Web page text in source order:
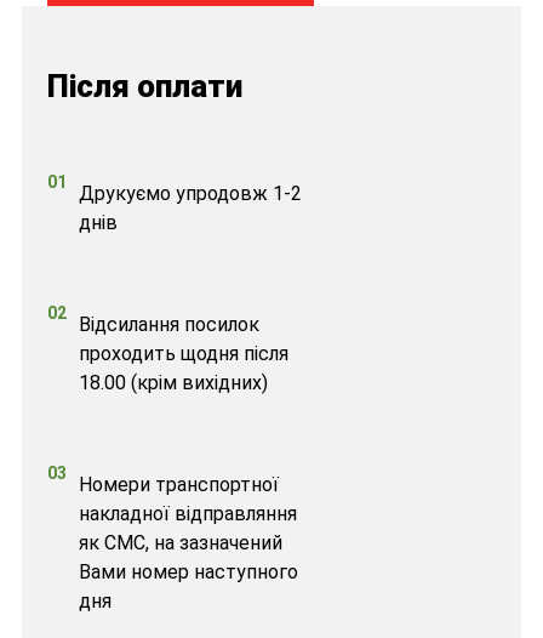
Після оплати
01
Друкуємо упродовж 1-2
днів
02
Відсилання посилок
проходить щодня після
18.00 (крім вихідних)
03
Номери транспортної
накладної відправляння
як СМС, на зазначений
Вами номер наступного
дня